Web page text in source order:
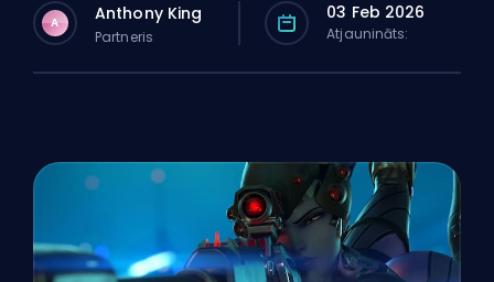
A Anthony King
Partneris
03 Feb 2026
Atjaunināts: